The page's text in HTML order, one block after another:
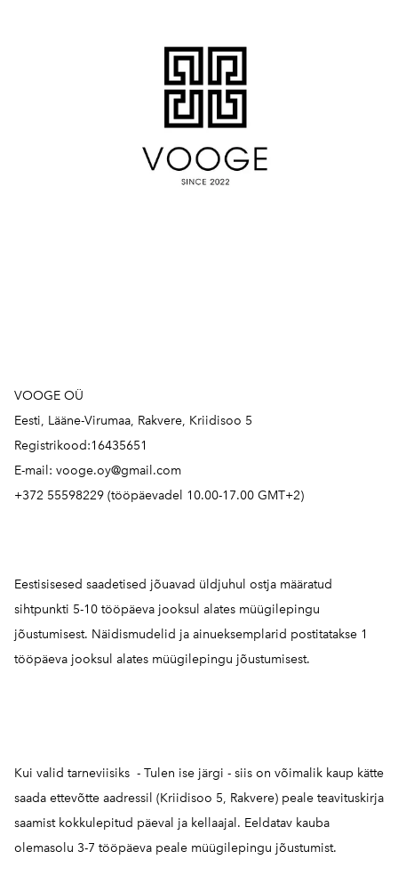
VOOGE OÜ
Eesti, Lääne-Virumaa, Rakvere, Kriidisoo 5
Registrikood:16435651
E-mail: vooge.oy@gmail.com
+372 55598229 (tööpäevadel 10.00-17.00 GMT+2)
Eestisisesed saadetised jõuavad üldjuhul ostja määratud
sihtpunkti 5-10 tööpäeva jooksul alates müügilepingu
jõustumisest. Näidismudelid ja ainueksemplarid postitatakse 1
tööpäeva jooksul alates müügilepingu jõustumisest.
Kui valid tarneviisiks - Tulen ise järgi - siis on võimalik kaup kätte
saada ettevõtte aadressil (Kriidisoo 5, Rakvere) peale teavituskirja
saamist kokkulepitud päeval ja kellaajal. Eeldatav kauba
olemasolu 3-7 tööpäeva peale müügilepingu jõustumist.